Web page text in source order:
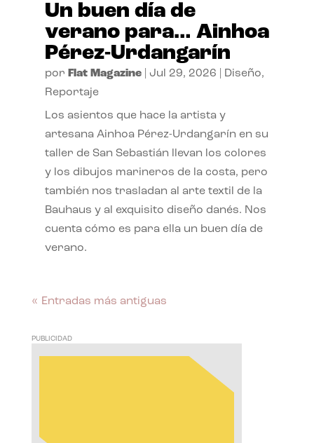
Un buen día de
verano para… Ainhoa
Pérez-Urdangarín
por Flat Magazine| Jul 29, 2026 Diseño,
Reportaje
Los asientos que hace la artista y
artesana Ainhoa Pérez-Urdangarín en su
taller de San Sebastián llevan los colores
y los dibujos marineros de la costa, pero
también nos trasladan al arte textil de la
Bauhaus y al exquisito diseño danés. Nos
cuenta cómo es para ella un buen día de
verano.
« Entradas más antiguas
PUBLICIDAD